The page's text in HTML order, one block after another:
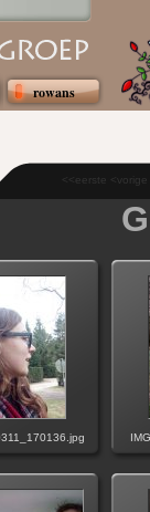
rowans
<<eerste <vorige